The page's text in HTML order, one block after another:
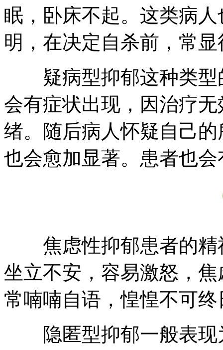
眠，卧床不起。这类病
明，在决定自杀前，常
疑病型抑郁这种类型
会有症状出现，因治疗
绪。随后病人怀疑自己
也会愈加显著。患者也
焦虑性抑郁患者的精
坐立不安，容易激怒，
常喃喃自语，惶惶不可终
隐匿型抑郁一般表现